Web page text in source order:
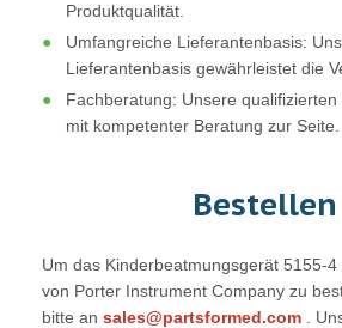
Produktqualität.
Umfangreiche Lieferantenbasis:
Lieferantenbasis gewährleistet die
Fachberatung: Unsere
mit kompetenter Beratung zur Seite.
Bestellen
Um das Kinderbeatmungsgerät 5155-
von Porter Instrument Company zu
bitte an sales@partsformed.com .